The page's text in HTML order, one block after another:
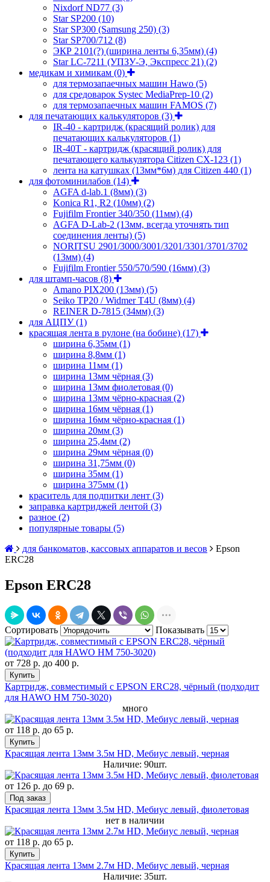
Nixdorf ND77 (3)
Star SP200 (10)
Star SP300 (Samsung 250) (3)
Star SP700/712 (8)
ЭКР 2101(?) (ширина ленты 6,35мм) (4)
Star LC-7211 (УПЗУ-Э, Экспресс 21) (2)
медикам и химикам (0)
для термозапаечных машин Hawo (5)
для средоварок Systec MediaPrep-10 (2)
для термозапаечных машин FAMOS (7)
для печатающих калькуляторов (3)
IR-40 - картридж (красящий ролик) для
печатающих калькуляторов (1)
IR-40T - картридж (красящий ролик) для
печатающего калькулятора Citizen CX-123 (1)
лента на катушках (13мм*6м) для Citizen 440 (1)
для фотоминилабов (14)
AGFA d-lab.1 (8мм) (3)
Konica R1, R2 (10мм) (2)
Fujifilm Frontier 340/350 (11мм) (4)
AGFA D-Lab-2 (13мм, всегда уточнять тип
соединения ленты) (5)
NORITSU 2901/3000/3001/3201/3301/3701/3702
(13мм) (4)
Fujifilm Frontier 550/570/590 (16мм) (3)
для штамп-часов (8)
Amano PIX200 (13мм) (5)
Seiko TP20 / Widmer T4U (8мм) (4)
REINER D-7815 (34мм) (3)
для АЦПУ(1)
красящая лента в рулоне (на бобине) (17)
ширина 6,35мм (1)
ширина 8,8мм (1)
ширина 11мм (1)
ширина 13мм чёрная (3)
ширина 13мм фиолетовая (0)
ширина 13мм чёрно-красная (2)
ширина 16мм чёрная (1)
ширина 16мм чёрно-красная (1)
ширина 20мм (3)
ширина 25,4мм (2)
ширина 29мм чёрная (0)
ширина 31,75мм (0)
ширина 35мм (1)
ширина 375мм (1)
краситель для подпитки лент (3)
заправка картриджей лентой (3)
разное (2)
популярные товары (5)
для банкоматов, кассовых аппаратов и весов
Epson
ERC28
Epson ERC28
Сортировать Показывать
от 728 р. до 400 р.
Купить
Картридж, совместимый с EPSON ERC28, чёрный (подходит
для HAWO HM 750-3020)
много
от 118 р. до 65 р.
Купить
Красящая лента 13мм 3.5м HD, Мебиус левый, черная
Наличие: 90шт.
от 126 р. до 69 р.
Под заказ
Красящая лента 13мм 3.5м HD, Мебиус левый, фиолетовая
нет в наличии
от 118 р. до 65 р.
Купить
Красящая лента 13мм 2.7м HD, Мебиус левый, черная
Наличие: 35шт.